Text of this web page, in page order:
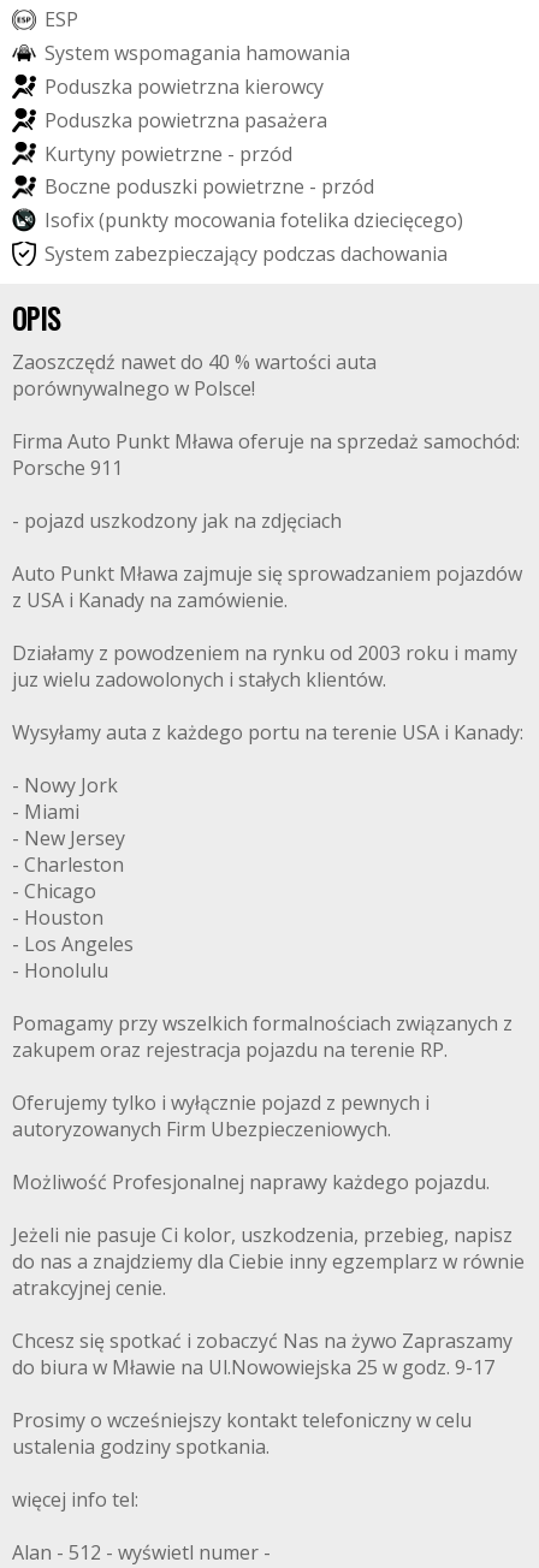
ESP
System wspomagania hamowania
Poduszka powietrzna kierowcy
Poduszka powietrzna pasażera
Kurtyny powietrzne - przód
Boczne poduszki powietrzne - przód
Isofix(punkty mocowania fotelika dziecięcego)
System zabezpieczający podczas dachowania
OPIS
Zaoszczędź nawet do 40 % wartości auta
porównywalnego w Polsce!
Firma Auto Punkt Mława oferuje na sprzedaż samochód:
Porsche 911
- pojazd uszkodzony jak na zdjęciach
Auto Punkt Mława zajmuje się sprowadzaniem pojazdów
z USA i Kanady na zamówienie.
Działamy z powodzeniem na rynku od 2003 roku i mamy
juz wielu zadowolonych i stałych klientów.
Wysyłamy auta z każdego portu na terenie USA i Kanady:
- Nowy Jork
- Miami
- New Jersey
- Charleston
- Chicago
- Houston
- Los Angeles
- Honolulu
Pomagamy przy wszelkich formalnościach związanych z
zakupem oraz rejestracja pojazdu na terenie RP.
Oferujemy tylko i wyłącznie pojazd z pewnych i
autoryzowanych Firm Ubezpieczeniowych.
Możliwość Profesjonalnej naprawy każdego pojazdu.
Jeżeli nie pasuje Ci kolor, uszkodzenia, przebieg, napisz
do nas a znajdziemy dla Ciebie inny egzemplarz w równie
atrakcyjnej cenie.
Chcesz się spotkać i zobaczyć Nas na żywo Zapraszamy
do biura w Mławie na Ul.Nowowiejska 25 w godz. 9-17
Prosimy o wcześniejszy kontakt telefoniczny w celu
ustalenia godziny spotkania.
więcej info tel:
Alan - 512 - wyświetl numer -